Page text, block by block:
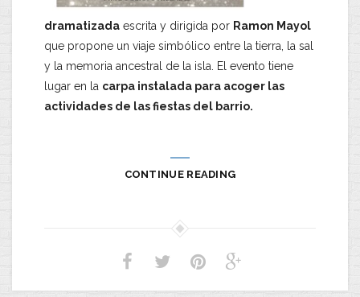
dramatizada escrita y dirigida por Ramon Mayol
que propone un viaje simbólico entre la tierra, la sal
y la memoria ancestral de la isla. El evento tiene
lugar en la carpa instalada para acoger las
actividades de las fiestas del barrio.
CONTINUE READING